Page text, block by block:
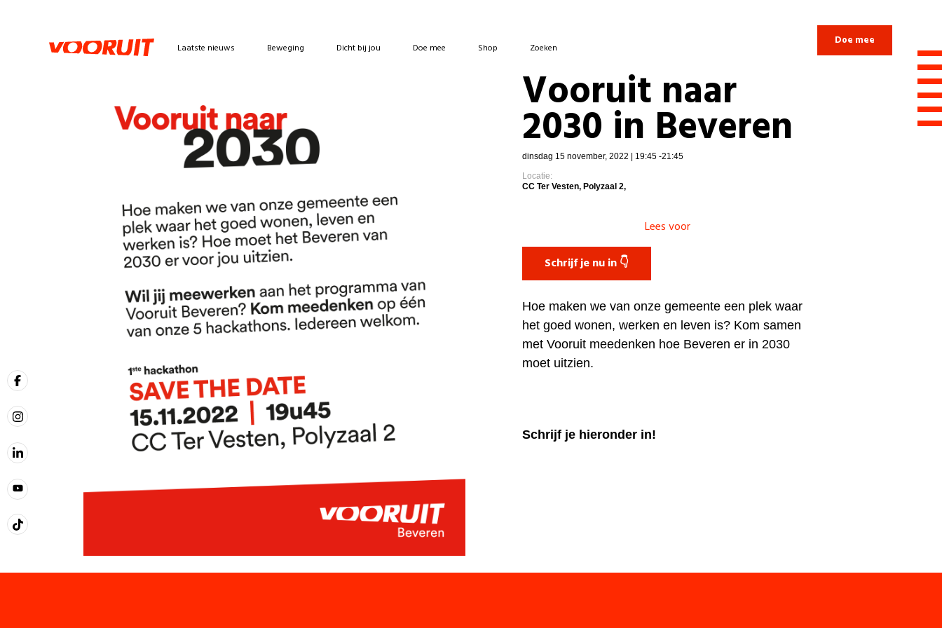
Laatste nieuws Beweging Dicht bij jou Doe mee Shop Zoeken
Doe mee
Vooruit naar
2030 in Beveren
dinsdag 15 november, 2022 | 19:45 -21:45
Locatie:
CC Ter Vesten, Polyzaal 2,
Lees voor
Schrijf je nu in 👇
Hoe maken we van onze gemeente een plek waar
het goed wonen, werken en leven is? Kom samen
met Vooruit meedenken hoe Beveren er in 2030
moet uitzien.
Schrijf je hieronder in!